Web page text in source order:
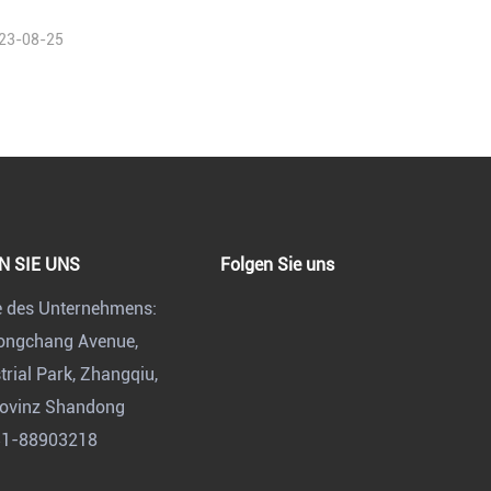
08-25
SIE UNS
des Unternehmens:
Avenue,
Park, Zhangqiu,
Shandong
88903218
Folgen Sie uns